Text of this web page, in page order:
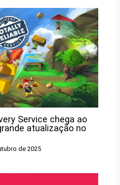
Service chega ao
atualização no
de 2025